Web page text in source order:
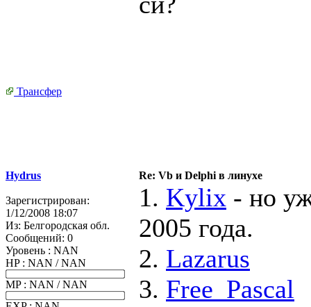
Трансфер
Hydrus Re: Vb и Delphi в линухе
Зарегистрирован:
1/12/2008 18:07
Из: Белгородская обл.
Сообщений: 0
Уровень : NAN
HP : NAN / NAN
MP : NAN / NAN
1. Kylix - но
2005 года.
2. Lazarus
3. Free_Pascal